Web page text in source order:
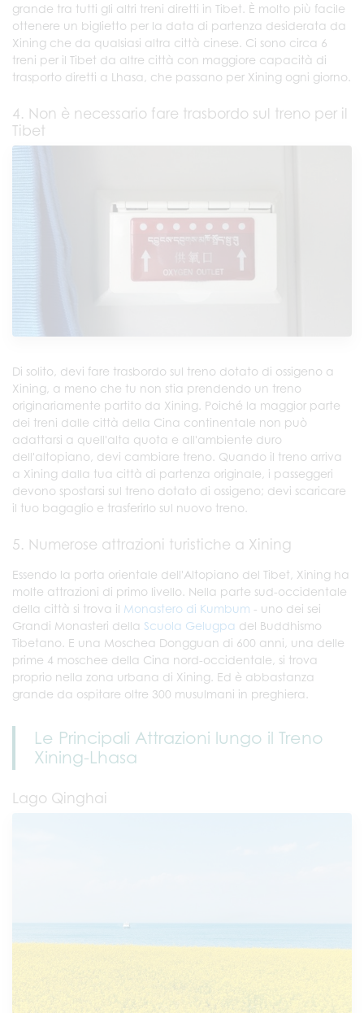
grande tra tutti gli altri treni diretti in Tibet. È molto più facile
ottenere un biglietto per la data di partenza desiderata da
Xining che da qualsiasi altra città cinese. Ci sono circa 6
treni per il Tibet da altre città con maggiore capacità di
trasporto diretti a Lhasa, che passano per Xining ogni giorno.
4. Non è necessario fare trasbordo sul treno per il
Tibet
Di solito, devi fare trasbordo sul treno dotato di ossigeno a
Xining, a meno che tu non stia prendendo un treno
originariamente partito da Xining. Poiché la maggior parte
dei treni dalle città della Cina continentale non può
adattarsi a quell'alta quota e all'ambiente duro
dell'altopiano, devi cambiare treno. Quando il treno arriva
a Xining dalla tua città di partenza originale, i passeggeri
devono spostarsi sul treno dotato di ossigeno; devi scaricare
il tuo bagaglio e trasferirlo sul nuovo treno.
5. Numerose attrazioni turistiche a Xining
Essendo la porta orientale dell'Altopiano del Tibet, Xining ha
molte attrazioni di primo livello. Nella parte sud-occidentale
della città si trova il Monastero di Kumbum - uno dei sei
Grandi Monasteri della Scuola Gelugpa del Buddhismo
Tibetano. E una Moschea Dongguan di 600 anni, una delle
prime 4 moschee della Cina nord-occidentale, si trova
proprio nella zona urbana di Xining. Ed è abbastanza
grande da ospitare oltre 300 musulmani in preghiera.
Le Principali Attrazioni lungo il Treno
Xining-Lhasa
Lago Qinghai